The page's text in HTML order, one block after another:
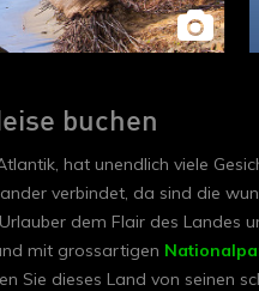
buchen
hat unendlich viele
verbindet, da sind die
dem Flair des Landes
mit grossartigen
Sie dieses Land von seinen